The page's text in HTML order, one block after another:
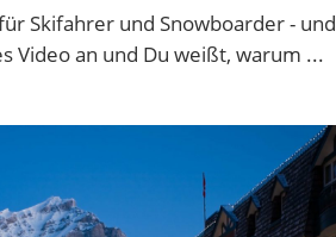
Skifahrer und Snowboarder - und
Video an und Du weißt, warum